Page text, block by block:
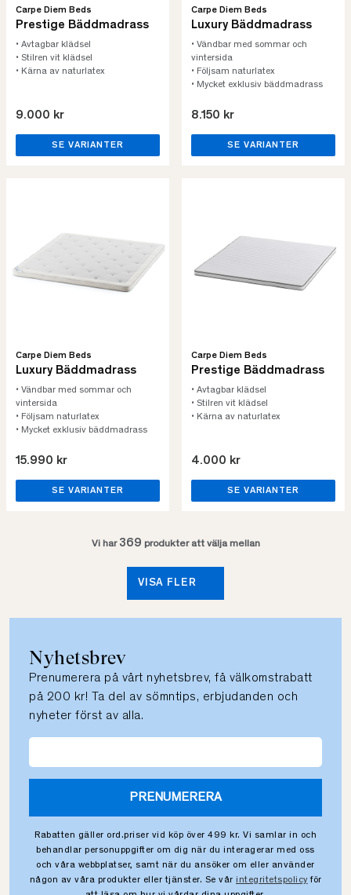
Carpe Diem Beds
Prestige Bäddmadrass
• Avtagbar klädsel
• Stilren vit klädsel
• Kärna av naturlatex
9.000 kr
SE VARIANTER
Carpe Diem Beds
Luxury Bäddmadrass
• Vändbar med sommar och
vintersida
• Följsam naturlatex
• Mycket exklusiv bäddmadrass
8.150 kr
SE VARIANTER
Carpe Diem Beds
Luxury Bäddmadrass
• Vändbar med sommar och
vintersida
• Följsam naturlatex
• Mycket exklusiv bäddmadrass
15.990 kr
SE VARIANTER
Carpe Diem Beds
Prestige Bäddmadrass
• Avtagbar klädsel
• Stilren vit klädsel
• Kärna av naturlatex
4.000 kr
SE VARIANTER
Vi har 369 produkter att välja mellan
VISA FLER
Nyhetsbrev
Prenumerera på vårt nyhetsbrev, få välkomstrabatt
på 200 kr! Ta del av sömntips, erbjudanden och
nyheter först av alla.
PRENUMERERA
Rabatten gäller ord.priser vid köp över 499 kr. Vi samlar in och
behandlar personuppgifter om dig när du interagerar med oss
och våra webbplatser, samt när du ansöker om eller använder
någon av våra produkter eller tjänster. Se vår integritetspolicy för